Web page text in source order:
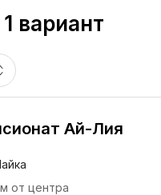
вариант
Ай-Лия
от центра